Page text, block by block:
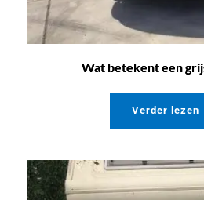
Wat betekent een
Verder lezen